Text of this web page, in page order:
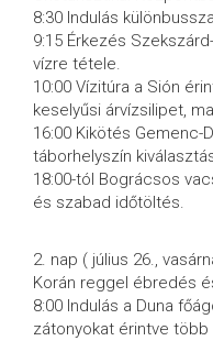
8:30 Indulás
9:15 Érkezés
vízre tétele.
10:00 Vízitúra a Sión
keselyűsi árvízsilipet,
16:00 Kikötés Gemenc-
táborhelyszín
18:00-tól Bográcsos
és szabad időtöltés.
2. nap ( július 26.,
Korán reggel ébredés
8:00 Indulás a Duna
zátonyokat érintve több